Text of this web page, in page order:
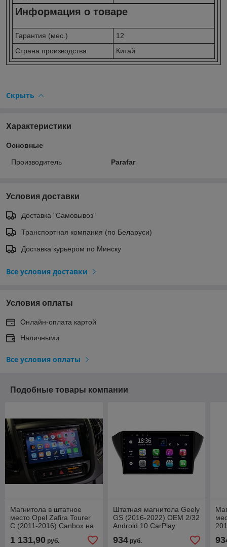
Информация о товаре
Гарантия (мес.)
12
Страна производства
Китай
Скрыть
Характеристики
Основные
Производитель Parafar
Условия доставки
Доставка "Самовывоз"
Транспортная компания (по Беларуси)
Доставка курьером по Минску
Все условия доставки
Условия оплаты
Онлайн-оплата картой
Наличными
Все условия оплаты
Подобные товары компании
Магнитола в штатное
место Opel Zafira Tourer
С (2011-2016) Canbox на
Android 10 (CarPlay 4G-
SIM, 2/32, DSP)
1 131,90 руб.
Штатная магнитола Geely
GS (2016-2022) OEM 2/32
Android 10 CarPlay
934руб.